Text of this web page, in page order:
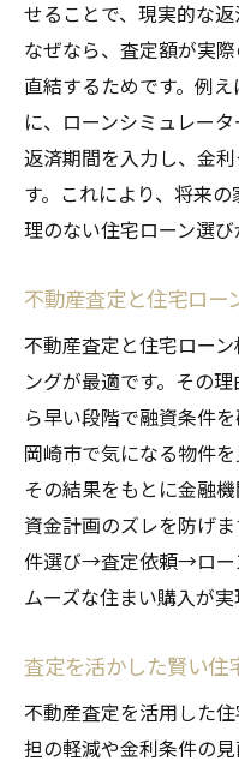
せることで、現実的な返
なぜなら、査定額が実
直結するためです。例
に、ローンシミュレー
返済期間を入力し、金
す。これにより、将来
理のない住宅ローン選び
不動産査定と住宅ロー
不動産査定と住宅ロー
ングが最適です。その
ら早い段階で融資条件
岡崎市で気になる物件
その結果をもとに金融
資金計画のズレを防げ
件選び→査定依頼→ロー
ムーズな住まい購入が実
査定を活かした賢い住
不動産査定を活用した
担の軽減や金利条件の見